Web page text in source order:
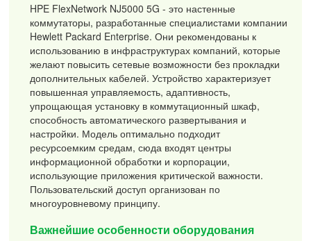
HPE FlexNetwork NJ5000 5G - это настенные
коммутаторы, разработанные специалистами компании
Hewlett Packard Enterprise. Они рекомендованы к
использованию в инфраструктурах компаний, которые
желают повысить сетевые возможности без прокладки
дополнительных кабелей. Устройство характеризует
повышенная управляемость, адаптивность,
упрощающая установку в коммутационный шкаф,
способность автоматического развертывания и
настройки. Модель оптимально подходит
ресурсоемким средам, сюда входят центры
информационной обработки и корпорации,
использующие приложения критической важности.
Пользовательский доступ организован по
многоуровневому принципу.
Важнейшие особенности оборудования